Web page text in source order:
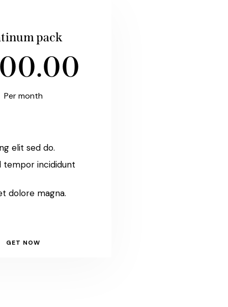
pack
Per month
elit sed do.
tempor incididunt
dolore magna.
GET NOW